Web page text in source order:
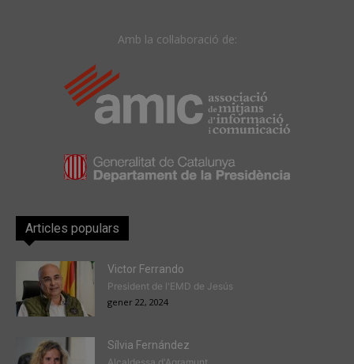
Amb la col·laboració de:
Articles populars
Victor Ferrando
President de l'EMD de Jesús
gener 22, 2024
Sílvia Fernández